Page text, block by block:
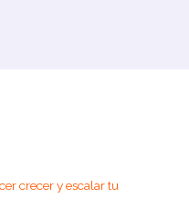
crecer y escalar tu